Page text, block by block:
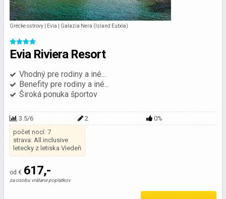
Grécke ostrovy | Evia | Galazia Nera (Island Euböa)
Evia Riviera Resort
Vhodný pre rodiny a iné...
Benefity pre rodiny a iné...
Široká ponuka športov
3.5/6 2
0%
počet nocí: 7
strava: All inclusive
letecky z letiska Viedeň
od € 617,-
za osobu vrátane poplatkov